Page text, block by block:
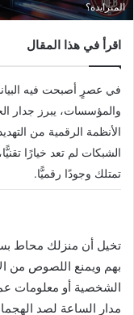
المتزايدة؟
اقرأ في هذا المقال
في عصرٍ أصبحت فيه
الأنظمة الرقمية من
الشبكات لم تعد خيارًا
تمتلك وجودًا رقميًّا.
تخيل أن منزلك محاط
بهم ويمنع اللصوص من
الشخصية أو معلومات
مدار الساعة لصد